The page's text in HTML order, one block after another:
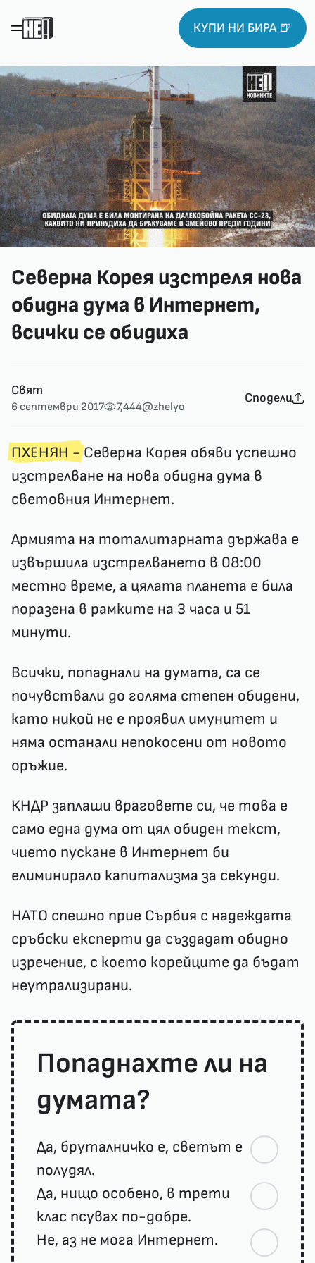
КУПИ НИ БИРА 🍺
Северна Корея изстреля нова
обидна дума в Интернет,
всички се обидиха
Свят
6 септември 2017 7,444@zhelyo
Сподели
ПХЕНЯН -Северна Корея обяви успешно
изстрелване на нова обидна дума в
световния Интернет.
Армията на тоталитарната държава е
извършила изстрелването в 08:00
местно време, а цялата планета е била
поразена в рамките на 3 часа и 51
минути.
Всички, попаднали на думата, са се
почувствали до голяма степен обидени,
като никой не е проявил имунитет и
няма останали непокосени от новото
оръжие.
КНДР заплаши враговете си, че това е
само една дума от цял обиден текст,
чието пускане в Интернет би
елиминирало капитализма за секунди.
НАТО спешно прие Сърбия с надеждата
сръбски експерти да създадат обидно
изречение, с което корейците да бъдат
неутрализирани.
Попаднахте ли на
думата?
Да, бруталничко е, светът е
полудял.
Да, нищо особено, в трети
клас псувах по-добре.
Не, аз не мога Интернет.